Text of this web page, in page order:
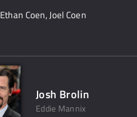
Ethan Coen,Joel Coen
Josh Brolin
Eddie Mannix